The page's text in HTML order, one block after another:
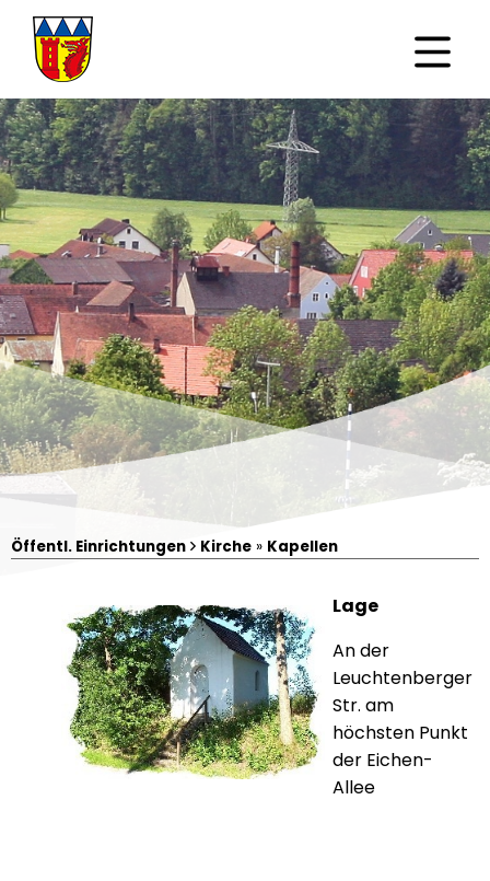
Öffentl. Einrichtungen Kirche » Kapellen
Lage
An der
Leuchtenberger
Str. am
höchsten Punkt
der Eichen-
Allee